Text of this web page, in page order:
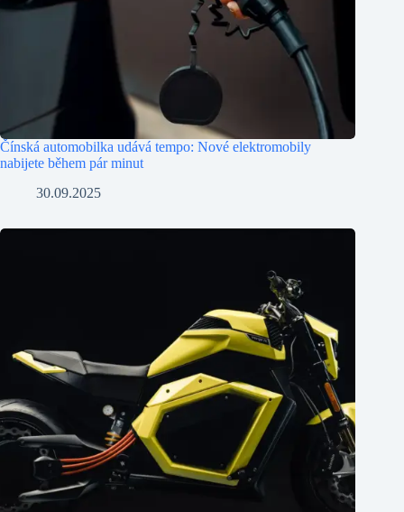
Čínská automobilka udává tempo: Nové elektromobily
nabijete během pár minut
30.09.2025